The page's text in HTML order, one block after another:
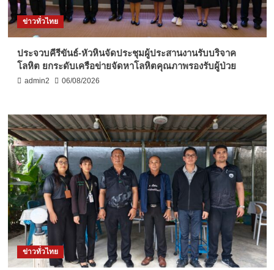
ข่าวทั่วไทย
ประจวบคีรีขันธ์-หัวหินจัดประชุมผู้ประสานงานรับบริจาค
โลหิต ยกระดับเครือข่ายจัดหาโลหิตคุณภาพรองรับผู้ป่วย
admin2 06/08/2026
ข่าวทั่วไทย